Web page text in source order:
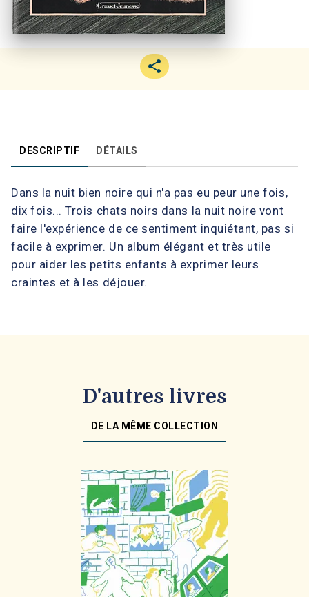
DESCRIPTIF DÉTAILS
Dans la nuit bien noire qui n'a pas eu peur une fois,
dix fois... Trois chats noirs dans la nuit noire vont
faire l'expérience de ce sentiment inquiétant, pas si
facile à exprimer. Un album élégant et très utile
pour aider les petits enfants à exprimer leurs
craintes et à les déjouer.
D'autres livres
DE LA MÊME COLLECTION